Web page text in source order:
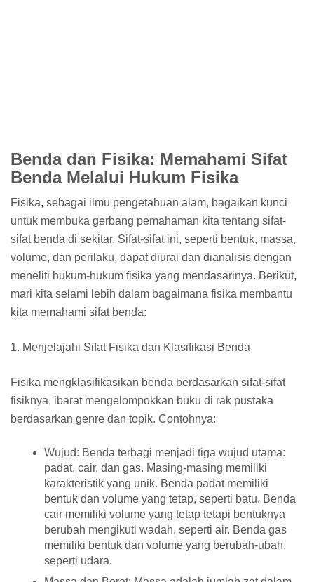
Benda dan Fisika: Memahami Sifat
Benda Melalui Hukum Fisika
Fisika, sebagai ilmu pengetahuan alam, bagaikan kunci
untuk membuka gerbang pemahaman kita tentang sifat-
sifat benda di sekitar. Sifat-sifat ini, seperti bentuk, massa,
volume, dan perilaku, dapat diurai dan dianalisis dengan
meneliti hukum-hukum fisika yang mendasarinya. Berikut,
mari kita selami lebih dalam bagaimana fisika membantu
kita memahami sifat benda:
1. Menjelajahi Sifat Fisika dan Klasifikasi Benda
Fisika mengklasifikasikan benda berdasarkan sifat-sifat
fisiknya, ibarat mengelompokkan buku di rak pustaka
berdasarkan genre dan topik. Contohnya:
Wujud: Benda terbagi menjadi tiga wujud utama:
padat, cair, dan gas. Masing-masing memiliki
karakteristik yang unik. Benda padat memiliki
bentuk dan volume yang tetap, seperti batu. Benda
cair memiliki volume yang tetap tetapi bentuknya
berubah mengikuti wadah, seperti air. Benda gas
memiliki bentuk dan volume yang berubah-ubah,
seperti udara.